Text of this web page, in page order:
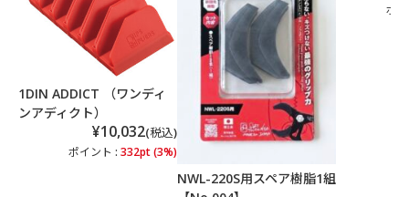
1DIN ADDICT （ワンディ
ンアディクト）
¥10,032(税込)
ポイント : 332pt (3%)
NWL-220S用スペア樹脂1組
ポ